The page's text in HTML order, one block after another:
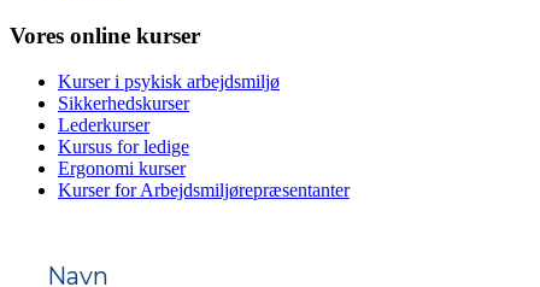
Vores online kurser
Kurser i psykisk arbejdsmiljø
Sikkerhedskurser
Lederkurser
Kursus for ledige
Ergonomi kurser
Kurser for Arbejdsmiljørepræsentanter